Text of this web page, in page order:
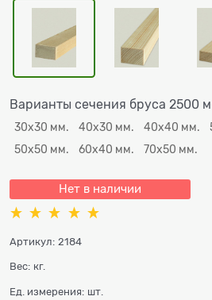
Варианты сечения бруса 2500
30х30 мм. 40х30 мм. 40х40 мм.
50х50 мм.
60х40 мм. 70х50 мм.
Нет в наличии
Артикул: 2184
Вес: кг.
Ед. измерения: шт.